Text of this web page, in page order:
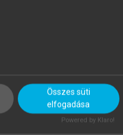
MI – ÁLTALÁNOS IRÁNYELVEK
Összes süti
elfogadása
Powered by Klaro!